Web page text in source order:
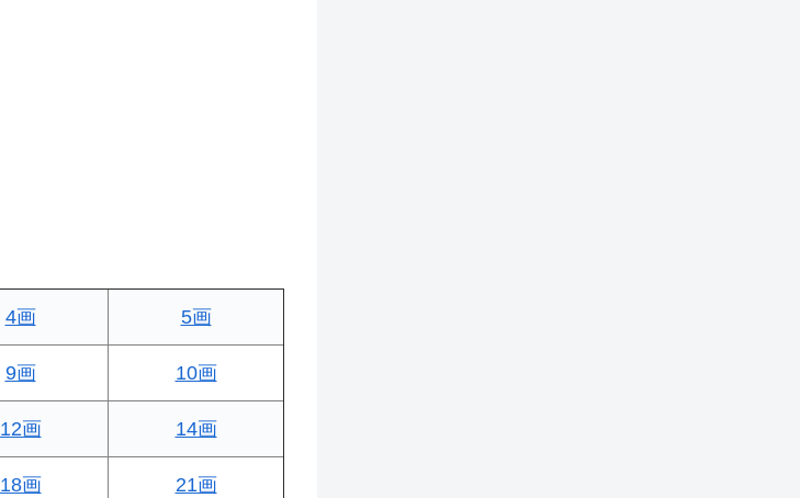
4画 5画
9画 10画
12画 14画
18画 21画